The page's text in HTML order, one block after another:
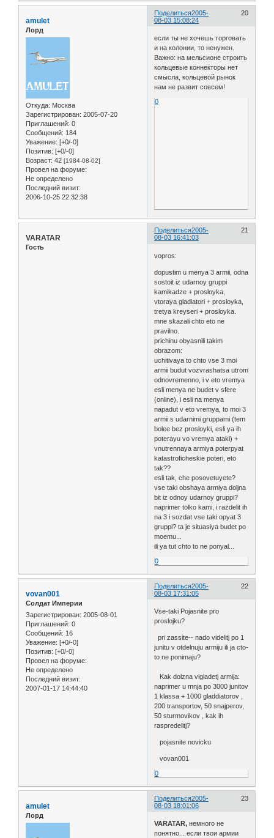
Поделиться 20
2005-
08-03 15:08:24
amulet
Лорд
Откуда: Москва
Зарегистрирован: 2005-07-20
Приглашений: 0
Сообщений: 184
Уважение: [+0/-0]
Позитив: [+0/-0]
Возраст: 42 [1984-08-02]
Провел на форуме:
Не определено
Последний визит:
2006-10-25 22:32:38
если ты не хочешь торговать
и на колонии, то ненужен.
Важно: на мельсионе строить
кольцевые коннекторы нет
смысла, кольцевой рынок
нам не развит совсем!
0
Поделиться 21
2005-
08-03 16:41:03
VARATAR
Гость
vopros:
dopustim u menya 3 armii, odna
sostoit iz udarnoy gruppi
kamikadze + prosloyka,
vtoraya gladiatori + prosloyka,
tretya kreyseri + prosloyka.
mne skazali chto eto ne
pravilno.
prichinu obyasnili takim
obrazom:
uchitivaya to chto vse 3 moi
armii budut vozvrashatsa utrom
odnovremenno, i v eto vremya
esli menya ne budet v sfere
(online), i esli na menya
napadut v eto vremya, to moi 3
armii s udarnimi gruppami (tem
bolee bez prosloyki, esli ya ih
poterayu vo vremya ataki) +
vnutrennaya armiya poterpyat
katastroficheskie poteri, eto
tak??
esli tak, che posovetuyete?
vse taki obshaya armiya doljna
bit iz odnoy udarnoy gruppi?
naprimer tolko kami, i razdelit ih
na 3 i sozdat vse taki opyat 3
gruppi? ta je situasiya budet po
moemu...
ili ya tut chto to ne ponyal...
0
Поделиться 22
2005-
08-03 17:31:05
vovan001
Солдат Империи
Зарегистрирован: 2005-08-01
Приглашений: 0
Сообщений: 16
Уважение: [+0/-0]
Позитив: [+0/-0]
Провел на форуме:
Не определено
Последний визит:
2007-01-17 14:44:40
Vse-taki Pojasnite pro
proslojku?
pri zassite-- nado videlitj po 1
junitu v otdelnuju armiju ili ja cto-
to ne ponimaju?
Kak dolzna vigladetj armija:
naprimer u mnja po 3000 junitov
1 klassa + 1000 gladdiatorov ,
200 transportov, 50 snajperov,
50 sturmovikov , kak ih
raspredelitj?
pojasnite novicku
vovan001
0
Поделиться 23
2005-
08-03 18:01:06
amulet
Лорд
VARATAR,немного не
понятно... если твои армии